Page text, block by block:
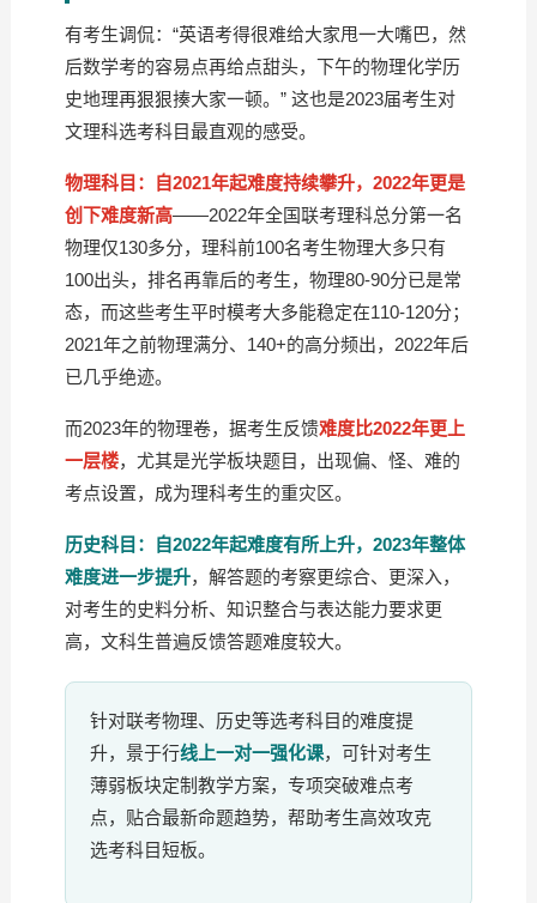
有考生调侃：“英语考得很难给大家甩一大嘴巴，然
后数学考的容易点再给点甜头，下午的物理化学历
史地理再狠狠揍大家一顿。” 这也是2023届考生对
文理科选考科目最直观的感受。
物理科目：自2021年起难度持续攀升，2022年更是
创下难度新高——2022年全国联考理科总分第一名
物理仅130多分，理科前100名考生物理大多只有
100出头，排名再靠后的考生，物理80-90分已是常
态，而这些考生平时模考大多能稳定在110-120分；
2021年之前物理满分、140+的高分频出，2022年后
已几乎绝迹。
而2023年的物理卷，据考生反馈难度比2022年更上
一层楼，尤其是光学板块题目，出现偏、怪、难的
考点设置，成为理科考生的重灾区。
历史科目：自2022年起难度有所上升，2023年整体
难度进一步提升，解答题的考察更综合、更深入，
对考生的史料分析、知识整合与表达能力要求更
高，文科生普遍反馈答题难度较大。
针对联考物理、历史等选考科目的难度提
升，景于行线上一对一强化课，可针对考生
薄弱板块定制教学方案，专项突破难点考
点，贴合最新命题趋势，帮助考生高效攻克
选考科目短板。